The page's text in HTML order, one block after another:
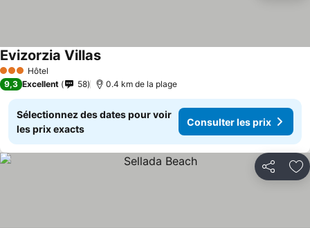
3 ÉtoilesHôtel
Evizorzia Villas
9,3 Excellent 58 0.4 km de la plage
Sélectionnez des dates pour voir
les prix exacts
Consulter les prix
Partager